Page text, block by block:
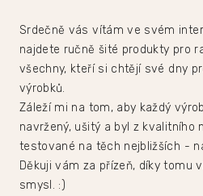
Srdečně vás vítám ve svém
najdete ručně šité produkty pro
všechny, kteří si chtějí své dny
výrobků.
Záleží mi na tom, aby každý
navržený, ušitý a byl z kvalitního
testované na těch nejbližších -
Děkuji vám za přízeň, díky tomu
smysl. :)